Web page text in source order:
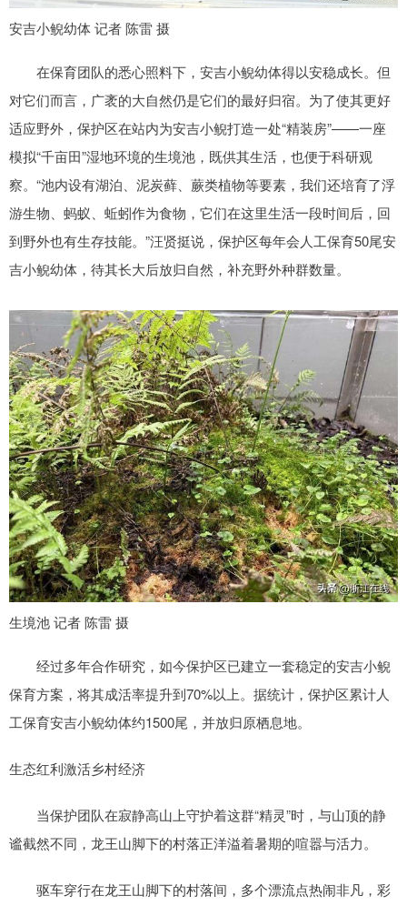
安吉小鲵幼体 记者 陈雷 摄
在保育团队的悉心照料下，安吉小鲵幼体得以安稳成长。但
对它们而言，广袤的大自然仍是它们的最好归宿。为了使其更好
适应野外，保护区在站内为安吉小鲵打造一处“精装房”——一座
模拟“千亩田”湿地环境的生境池，既供其生活，也便于科研观
察。“池内设有湖泊、泥炭藓、蕨类植物等要素，我们还培育了浮
游生物、蚂蚁、蚯蚓作为食物，它们在这里生活一段时间后，回
到野外也有生存技能。”汪贤挺说，保护区每年会人工保育50尾安
吉小鲵幼体，待其长大后放归自然，补充野外种群数量。
生境池 记者 陈雷 摄
经过多年合作研究，如今保护区已建立一套稳定的安吉小鲵
保育方案，将其成活率提升到70%以上。据统计，保护区累计人
工保育安吉小鲵幼体约1500尾，并放归原栖息地。
生态红利激活乡村经济
当保护团队在寂静高山上守护着这群“精灵”时，与山顶的静
谧截然不同，龙王山脚下的村落正洋溢着暑期的喧嚣与活力。
驱车穿行在龙王山脚下的村落间，多个漂流点热闹非凡，彩